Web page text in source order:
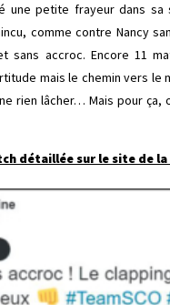
une petite frayeur dans
comme contre Nancy
sans accroc. Encore 11
mais le chemin vers le
rien lâcher… Mais pour ça,
détaillée sur le site de